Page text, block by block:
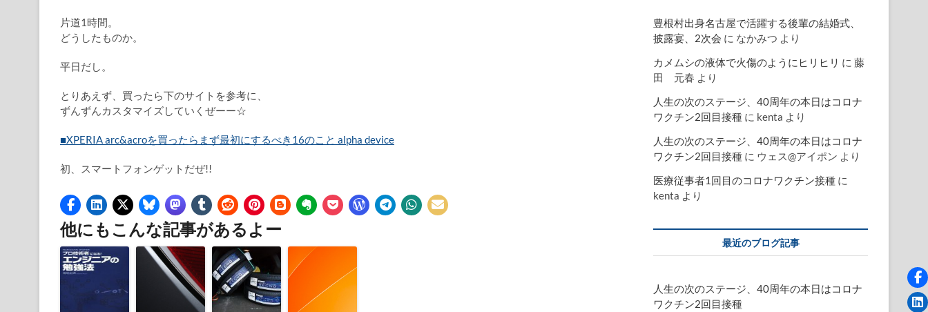
片道1時間。
どうしたものか。
平日だし。
とりあえず、買ったら下のサイトを参考に、
ずんずんカスタマイズしていくぜーー☆
■XPERIA arc&acroを買ったらまず最初にするべき16のこと alpha device
初、スマートフォンゲットだぜ!!
他にもこんな記事があるよー
豊根村出身名古屋で活躍する後輩の結婚式、
披露宴、2次会 に なかみつ より
カメムシの液体で火傷のようにヒリヒリ に 藤
田 元春 より
人生の次のステージ、40周年の本日はコロナ
ワクチン2回目接種 に kenta より
人生の次のステージ、40周年の本日はコロナ
ワクチン2回目接種 に ウェス@アイポン より
医療従事者1回目のコロナワクチン接種 に
kenta より
最近のブログ記事
人生の次のステージ、40周年の本日はコロナ
ワクチン2回目接種